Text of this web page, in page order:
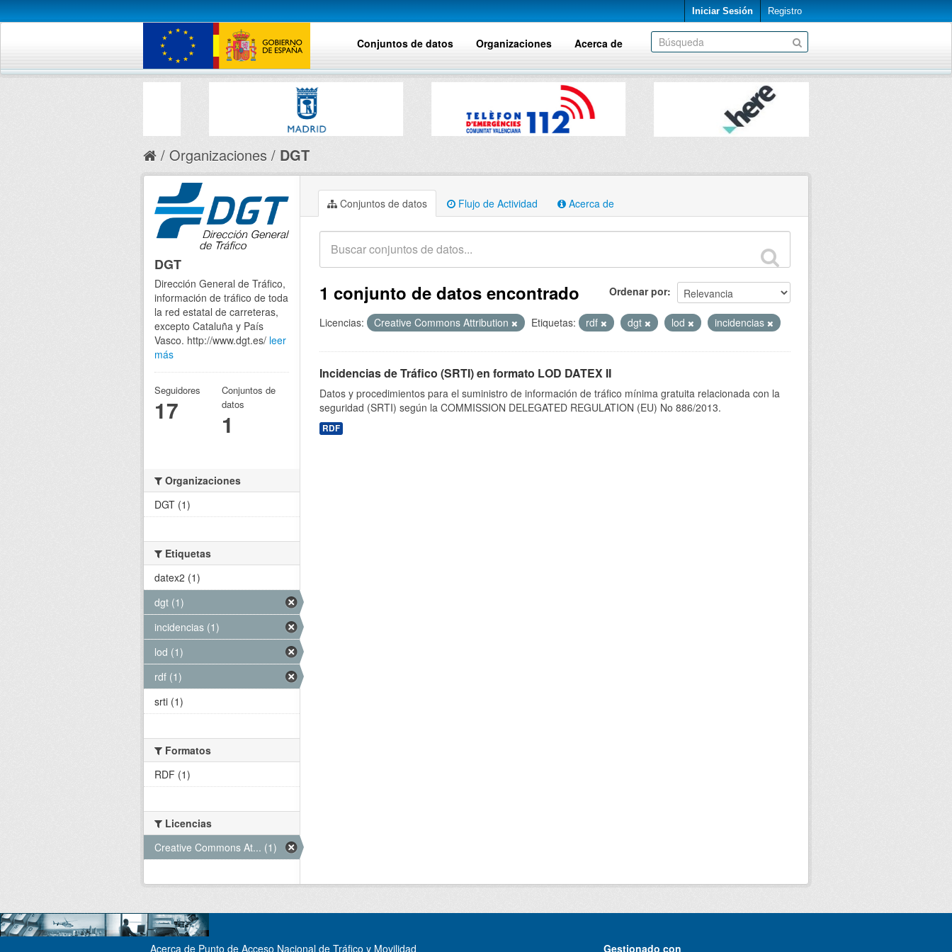
Iniciar Sesión Registro
Conjuntos de datos Organizaciones Acerca de
Organizaciones DGT
Conjuntos de datos Flujo de Actividad Acerca de
Ordenar por
1 conjunto de datos encontrado
Licencias: Creative Commons Attribution Etiquetas: rdf dgt lod incidencias
Incidencias de Tráfico (SRTI) en formato LOD DATEX II
Datos y procedimientos para el suministro de información de tráfico mínima gratuita relacionada con la
seguridad (SRTI) según la COMMISSION DELEGATED REGULATION (EU) No 886/2013.
RDF
DGT
Dirección General de Tráfico,
información de tráfico de toda
la red estatal de carreteras,
excepto Cataluña y País
Vasco. http://www.dgt.es/ leer
más
Seguidores
17
Conjuntos de
datos
1
Organizaciones
DGT (1)
Etiquetas
datex2 (1)
dgt (1)
incidencias (1)
lod (1)
rdf (1)
srti (1)
Formatos
RDF (1)
Licencias
Creative Commons At... (1)
Acerca de Punto de Acceso Nacional de Tráfico y Movilidad Gestionado con